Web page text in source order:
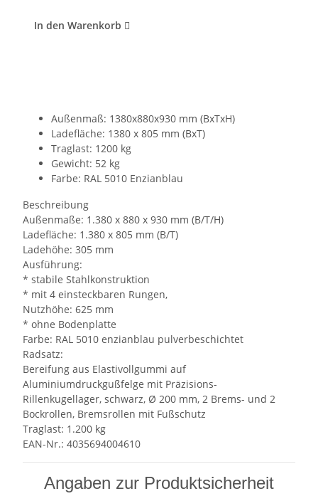
In den Warenkorb
Außenmaß: 1380x880x930 mm (BxTxH)
Ladefläche: 1380 x 805 mm (BxT)
Traglast: 1200 kg
Gewicht: 52 kg
Farbe: RAL 5010 Enzianblau
Beschreibung
Außenmaße: 1.380 x 880 x 930 mm (B/T/H)
Ladefläche: 1.380 x 805 mm (B/T)
Ladehöhe: 305 mm
Ausführung:
* stabile Stahlkonstruktion
* mit 4 einsteckbaren Rungen,
Nutzhöhe: 625 mm
* ohne Bodenplatte
Farbe: RAL 5010 enzianblau pulverbeschichtet
Radsatz:
Bereifung aus Elastivollgummi auf
Aluminiumdruckgußfelge mit Präzisions-
Rillenkugellager, schwarz, Ø 200 mm, 2 Brems- und 2
Bockrollen, Bremsrollen mit Fußschutz
Traglast: 1.200 kg
EAN-Nr.: 4035694004610
Angaben zur Produktsicherheit